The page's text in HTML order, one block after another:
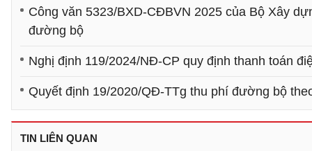
Công văn 5323/BXD-CĐBVN 2025 của Bộ Xây
đường bộ
Nghị định 119/2024/NĐ-CP quy định thanh toán
Quyết định 19/2020/QĐ-TTg thu phí đường bộ
TIN LIÊN QUAN